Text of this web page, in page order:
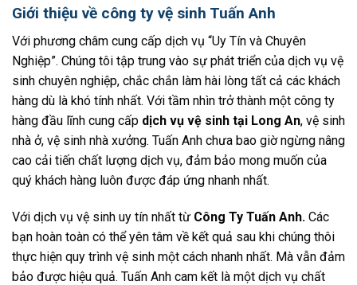
Giới thiệu về công ty vệ sinh Tuấn Anh
Với phương châm cung cấp dịch vụ “Uy Tín và Chuyên
Nghiệp”. Chúng tôi tập trung vào sự phát triển của dịch vụ vệ
sinh chuyên nghiệp, chắc chắn làm hài lòng tất cả các khách
hàng dù là khó tính nhất. Với tầm nhìn trở thành một công ty
hàng đầu lĩnh cung cấp dịch vụ vệ sinh tại Long An, vệ sinh
nhà ở, vệ sinh nhà xưởng. Tuấn Anh chưa bao giờ ngừng nâng
cao cải tiến chất lượng dịch vụ, đảm bảo mong muốn của
quý khách hàng luôn được đáp ứng nhanh nhất.
Với dịch vụ vệ sinh uy tín nhất từ Công Ty Tuấn Anh. Các
bạn hoàn toàn có thể yên tâm về kết quả sau khi chúng thôi
thực hiện quy trình vệ sinh một cách nhanh nhất. Mà vẫn đảm
bảo được hiệu quả. Tuấn Anh cam kết là một dịch vụ chất